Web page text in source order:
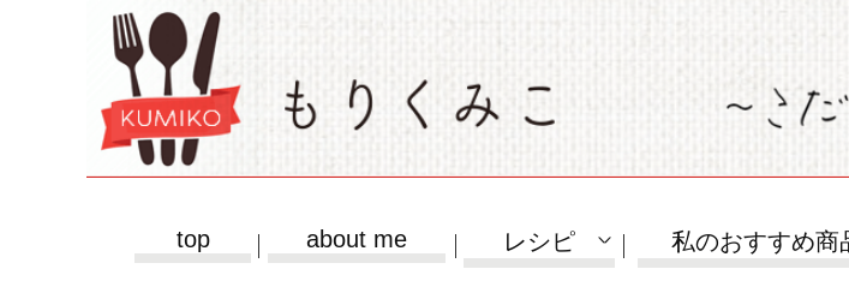
top about me レシピ 私のおすすめ商